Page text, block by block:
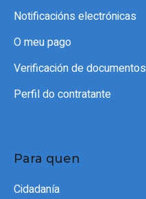
Notificacións electrónicas
O meu pago
Verificación de documentos
Perfil do contratante
Para quen
Cidadanía